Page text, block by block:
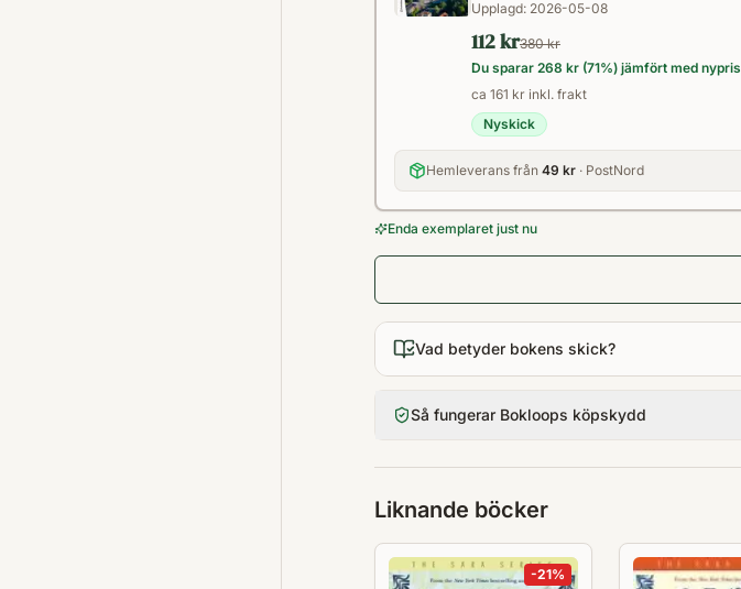
Upplagd: 2026-05-08
112 kr380 kr
Du sparar 268 kr (71%) jämfört med nypris
ca 161 kr inkl. frakt
Nyskick
Hemleverans från 49 kr · PostNord
Enda exemplaret just nu
Vad betyder bokens skick?
Så fungerar Bokloops köpskydd
Liknande böcker
-21%